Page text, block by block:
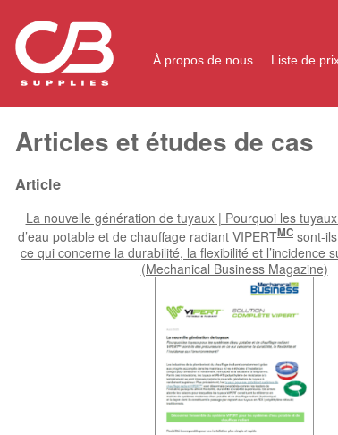
À propos de nous Liste de
Articles et études de cas
Article
La nouvelle génération de tuyaux | Pourquoi les
d’eau potable et de chauffage radiant VIPERTMC sont-
ce qui concerne la durabilité, la flexibilité et l’incidence
(Mechanical Business Magazine)